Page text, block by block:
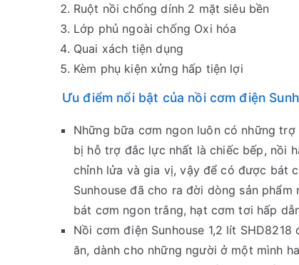
Ruột nồi chống dính 2 mặt siêu bền
Lớp phủ ngoài chống Oxi hóa
Quai xách tiện dụng
Kèm phụ kiện xửng hấp tiện lợi
Ưu điểm nổi bật của nồi cơm điện
Những bữa cơm ngon luôn có những
bị hỗ trợ đắc lực nhất là chiếc bếp, nồi
chỉnh lửa và gia vị, vậy để có được bát
Sunhouse đã cho ra đời dòng sản
bát cơm ngon trắng, hạt cơm tơi hấp
Nồi cơm điện Sunhouse 1,2 lít
ăn, dành cho những người ở một mình